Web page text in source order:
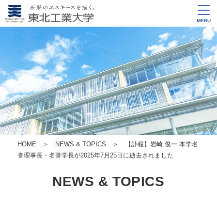
MENU
HOME ＞ NEWS & TOPICS ＞ 【訃報】岩崎 俊一 本学名
誉理事長・名誉学長が2025年7月25日に逝去されました
NEWS & TOPICS